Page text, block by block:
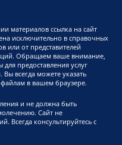
материалов ссылка на сайт
исключительно в справочных
или от представителей
Обращаем ваше внимание,
предоставления услуг
всегда можете указать
в вашем браузере.
и не должна быть
Сайт не
Всегда консультируйтесь с